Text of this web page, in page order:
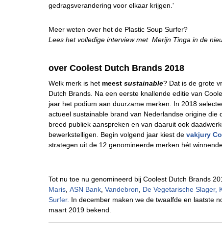
gedragsverandering voor elkaar krijgen.'
Meer weten over het de Plastic Soup Surfer?
Lees het volledige interview met Merijn Tinga in de
over Coolest Dutch Brands 2018
Welk merk is het meest sustainable? Dat is de grote
Dutch Brands. Na een eerste knallende editie van
jaar het podium aan duurzame merken. In 2018
actueel sustainable brand van Nederlandse origine die
breed publiek aanspreken en van daaruit ook
bewerkstelligen. Begin volgend jaar kiest de vakjury
strategen uit de 12 genomineerde merken hét
Tot nu toe nu genomineerd bij Coolest Dutch Brands
Maris ASN Bank Vandebron De Vegetarische Slager,
Surfer. In december maken we de twaalfde en laatste
maart 2019 bekend.